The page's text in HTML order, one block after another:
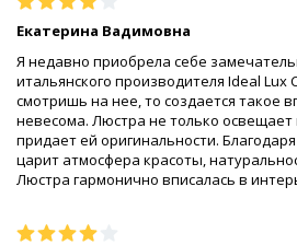
Екатерина Вадимовна
Я недавно приобрела себе
итальянского производителя Ideal Lux
смотришь на нее, то создается такое
невесома. Люстра не только
придает ей оригинальности.
царит атмосфера красоты,
Люстра гармонично вписалась в